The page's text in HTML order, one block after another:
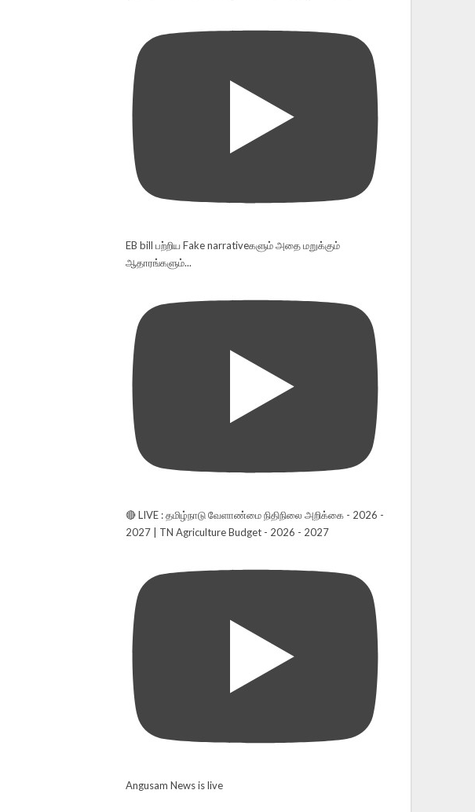
EB bill பற்றிய Fake narrativeகளும் அதை மறுக்கும்
ஆதாரங்களும்...
🔴 LIVE : தமிழ்நாடு வேளாண்மை நிதிநிலை அறிக்கை - 2026 -
2027 | TN Agriculture Budget - 2026 - 2027
Angusam News is live